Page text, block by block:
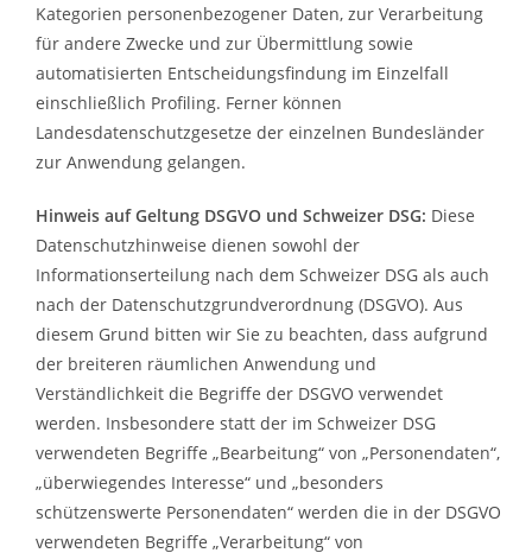
Kategorien personenbezogener Daten, zur Verarbeitung
für andere Zwecke und zur Übermittlung sowie
automatisierten Entscheidungsfindung im Einzelfall
einschließlich Profiling. Ferner können
Landesdatenschutzgesetze der einzelnen Bundesländer
zur Anwendung gelangen.
Hinweis auf Geltung DSGVO und Schweizer DSG: Diese
Datenschutzhinweise dienen sowohl der
Informationserteilung nach dem Schweizer DSG als auch
nach der Datenschutzgrundverordnung (DSGVO). Aus
diesem Grund bitten wir Sie zu beachten, dass aufgrund
der breiteren räumlichen Anwendung und
Verständlichkeit die Begriffe der DSGVO verwendet
werden. Insbesondere statt der im Schweizer DSG
verwendeten Begriffe „Bearbeitung“ von „Personendaten“,
„überwiegendes Interesse“ und „besonders
schützenswerte Personendaten“ werden die in der DSGVO
verwendeten Begriffe „Verarbeitung“ von